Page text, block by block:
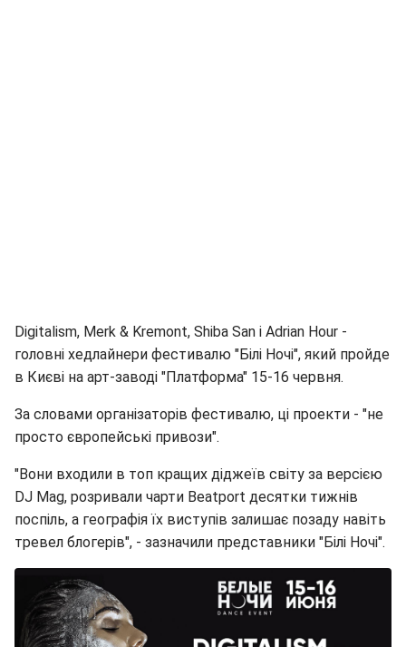
Digitalism, Merk & Kremont, Shiba San і Adrian Hour -
головні хедлайнери фестивалю "Білі Ночі", який пройде
в Києві на арт-заводі "Платформа" 15-16 червня.
За словами організаторів фестивалю, ці проекти - "не
просто європейські привози".
"Вони входили в топ кращих діджеїв світу за версією
DJ Mag, розривали чарти Beatport десятки тижнів
поспіль, а географія їх виступів залишає позаду навіть
тревел блогерів", - зазначили представники "Білі Ночі".